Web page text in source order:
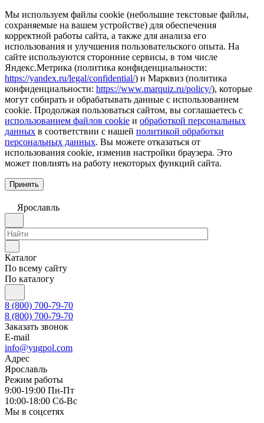
Мы используем файлы cookie (небольшие текстовые файлы,
сохраняемые на вашем устройстве) для обеспечения
корректной работы сайта, а также для анализа его
использования и улучшения пользовательского опыта. На
сайте используются сторонние сервисы, в том числе
Яндекс.Метрика (политика конфиденциальности:
https://yandex.ru/legal/confidential/) и Марквиз (политика
конфиденциальности: https://www.marquiz.ru/policy/), которые
могут собирать и обрабатывать данные с использованием
cookie. Продолжая пользоваться сайтом, вы соглашаетесь с
использованием файлов cookie и обработкой персональных
данных в соответствии с нашей политикой обработки
персональных данных. Вы можете отказаться от
использования cookie, изменив настройки браузера. Это
может повлиять на работу некоторых функций сайта.
Принять
Ярославль
Каталог
По всему сайту
По каталогу
8 (800) 700-79-70
8 (800) 700-79-70
Заказать звонок
E-mail
info@yugpol.com
Адрес
Ярославль
Режим работы
9:00-19:00 Пн-Пт
10:00-18:00 Cб-Вс
Мы в соцсетях